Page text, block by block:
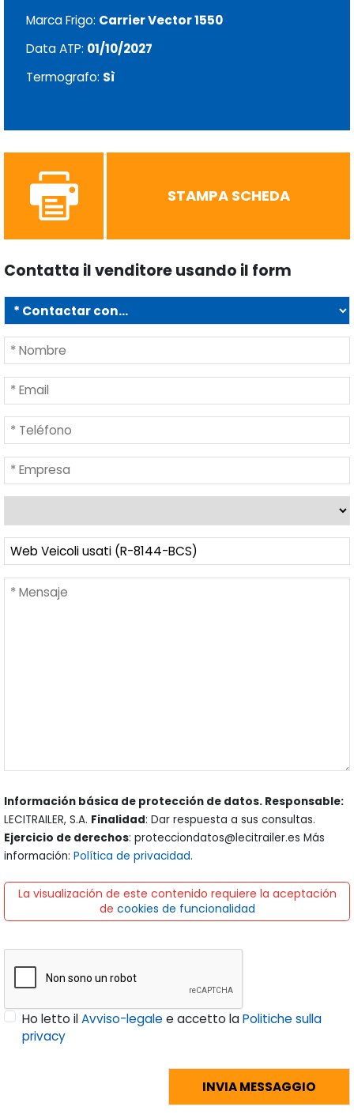
Marca Frigo: Carrier Vector 1550
Data ATP: 01/10/2027
Termografo: Sì
STAMPA SCHEDA
Contatta il venditore usando il form
Información básica de protección de datos. Responsable:
LECITRAILER, S.A. Finalidad: Dar respuesta a sus consultas.
Ejercicio de derechos: protecciondatos@lecitrailer.es Más
información: Política de privacidad.
La visualización de este contenido requiere la aceptación
de cookies de funcionalidad
Ho letto ilAvviso-legalee accetto laPolitiche sulla
privacy